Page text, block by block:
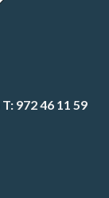
T: 972 46 11 59